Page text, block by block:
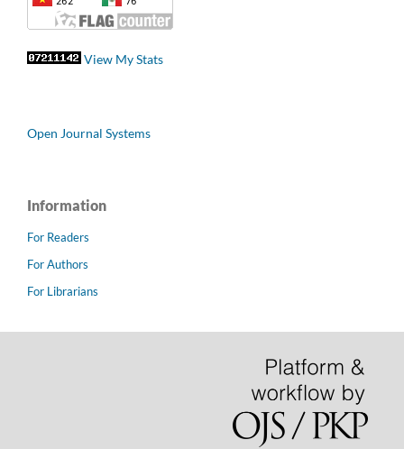
View My Stats
Open Journal Systems
Information
For Readers
For Authors
For Librarians